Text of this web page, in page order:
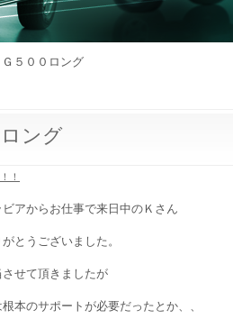
５００ロング
ング
！
アからお仕事で来日中のＫさん
とうございました。
せて頂きましたが
本のサポートが必要だったとか、、